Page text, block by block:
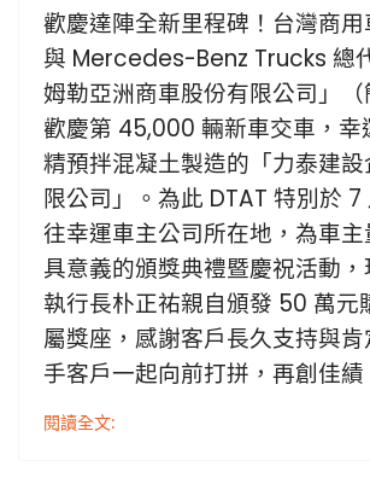
歡慶達陣全新里程碑！台灣商用
與 Mercedes-Benz Trucks 總
姆勒亞洲商車股份有限公司」（
歡慶第 45,000 輛新車交車，幸
精預拌混凝土製造的「力泰建
限公司」。為此 DTAT 特別於
往幸運車主公司所在地，為車
具意義的頒獎典禮暨慶祝活動
執行長朴正祐親自頒發 50 萬元
屬獎座，感謝客戶長久支持與
手客戶一起向前打拼，再創佳績
閱讀全文: